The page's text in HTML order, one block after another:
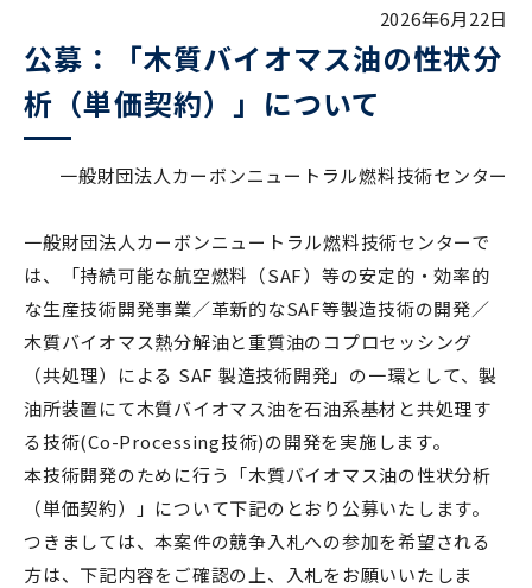
2026年6月22日
公募：「木質バイオマス油の性状分
析（単価契約）」について
一般財団法人カーボンニュートラル燃料技術センター
一般財団法人カーボンニュートラル燃料技術センターで
は、「持続可能な航空燃料（SAF）等の安定的・効率的
な生産技術開発事業／革新的なSAF等製造技術の開発／
木質バイオマス熱分解油と重質油のコプロセッシング
（共処理）による SAF 製造技術開発」の一環として、製
油所装置にて木質バイオマス油を石油系基材と共処理す
る技術(Co-Processing技術)の開発を実施します。
本技術開発のために行う「木質バイオマス油の性状分析
（単価契約）」について下記のとおり公募いたします。
つきましては、本案件の競争入札への参加を希望される
方は、下記内容をご確認の上、入札をお願いいたしま